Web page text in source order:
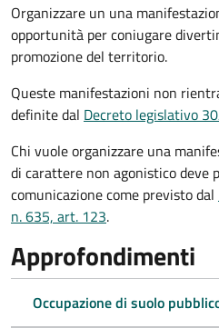
Organizzare un una
opportunità per coniugare
promozione del territorio.
Queste manifestazioni non
definite dal Decreto legislativo
Chi vuole organizzare una
di carattere non agonistico deve
comunicazione come previsto dal
n. 635, art. 123.
Approfondimenti
Occupazione di suolo